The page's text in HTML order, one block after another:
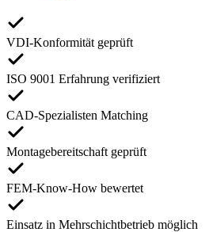
VDI-Konformität geprüft
ISO 9001 Erfahrung verifiziert
CAD-Spezialisten Matching
Montagebereitschaft geprüft
FEM-Know-How bewertet
Einsatz in Mehrschichtbetrieb möglich